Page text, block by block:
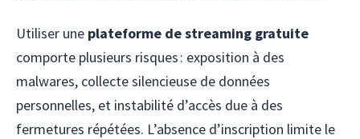
Utiliser une plateforme de streaming gratuite
comporte plusieurs risques : exposition à des
malwares, collecte silencieuse de données
personnelles, et instabilité d’accès due à des
fermetures répétées. L’absence d’inscription limite le